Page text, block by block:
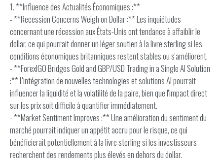
1. **Influence des Actualités Économiques :**
- **Recession Concerns Weigh on Dollar :** Les inquiétudes
concernant une récession aux États-Unis ont tendance à affaiblir le
dollar, ce qui pourrait donner un léger soutien à la livre sterling si les
conditions économiques britanniques restent stables ou s'améliorent.
- **ForexIGO Bridges Gold and GBP/USD Trading in a Single AI Solution
:** L'intégration de nouvelles technologies et solutions AI pourrait
influencer la liquidité et la volatilité de la paire, bien que l'impact direct
sur les prix soit difficile à quantifier immédiatement.
- **Market Sentiment Improves :** Une amélioration du sentiment du
marché pourrait indiquer un appétit accru pour le risque, ce qui
bénéficierait potentiellement à la livre sterling si les investisseurs
recherchent des rendements plus élevés en dehors du dollar.